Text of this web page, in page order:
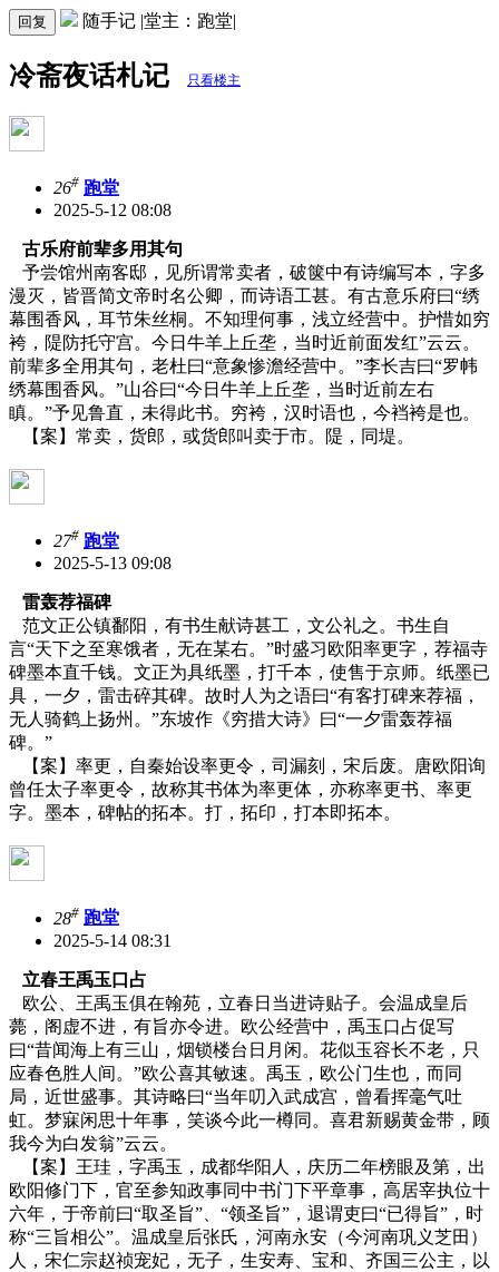
回复 随手记 |堂主：跑堂|
冷斋夜话札记 只看楼主
26# 跑堂
2025-5-12 08:08
古乐府前辈多用其句
予尝馆州南客邸，见所谓常卖者，破箧中有诗编写本，字多
漫灭，皆晋简文帝时名公卿，而诗语工甚。有古意乐府曰“绣
幕围香风，耳节朱丝桐。不知理何事，浅立经营中。护惜如穷
袴，隄防托守宫。今日牛羊上丘垄，当时近前面发红”云云。
前辈多全用其句，老杜曰“意象惨澹经营中。”李长吉曰“罗帏
绣幕围香风。”山谷曰“今日牛羊上丘垄，当时近前左右
瞋。”予见鲁直，未得此书。穷袴，汉时语也，今裆袴是也。
【案】常卖，货郎，或货郎叫卖于市。隄，同堤。
27# 跑堂
2025-5-13 09:08
雷轰荐福碑
范文正公镇鄱阳，有书生献诗甚工，文公礼之。书生自
言“天下之至寒饿者，无在某右。”时盛习欧阳率更字，荐福寺
碑墨本直千钱。文正为具纸墨，打千本，使售于京师。纸墨已
具，一夕，雷击碎其碑。故时人为之语曰“有客打碑来荐福，
无人骑鹤上扬州。”东坡作《穷措大诗》曰“一夕雷轰荐福
碑。”
【案】率更，自秦始设率更令，司漏刻，宋后废。唐欧阳询
曾任太子率更令，故称其书体为率更体，亦称率更书、率更
字。墨本，碑帖的拓本。打，拓印，打本即拓本。
28# 跑堂
2025-5-14 08:31
立春王禹玉口占
欧公、王禹玉俱在翰苑，立春日当进诗贴子。会温成皇后
薨，阁虚不进，有旨亦令进。欧公经营中，禹玉口占促写
曰“昔闻海上有三山，烟锁楼台日月闲。花似玉容长不老，只
应春色胜人间。”欧公喜其敏速。禹玉，欧公门生也，而同
局，近世盛事。其诗略曰“当年叨入武成宫，曾看挥毫气吐
虹。梦寐闲思十年事，笑谈今此一樽同。喜君新赐黄金带，顾
我今为白发翁”云云。
【案】王珪，字禹玉，成都华阳人，庆历二年榜眼及第，出
欧阳修门下，官至参知政事同中书门下平章事，高居宰执位十
六年，于帝前曰“取圣旨”、“领圣旨”，退谓吏曰“已得旨”，时
称“三旨相公”。温成皇后张氏，河南永安（今河南巩义芝田）
人，宋仁宗赵祯宠妃，无子，生安寿、宝和、齐国三公主，以